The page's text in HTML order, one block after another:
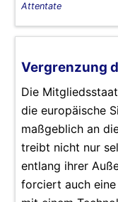
Attentate
Vergrenzung
Die
die europäische
maßgeblich an
treibt nicht nur
entlang ihrer
forciert auch